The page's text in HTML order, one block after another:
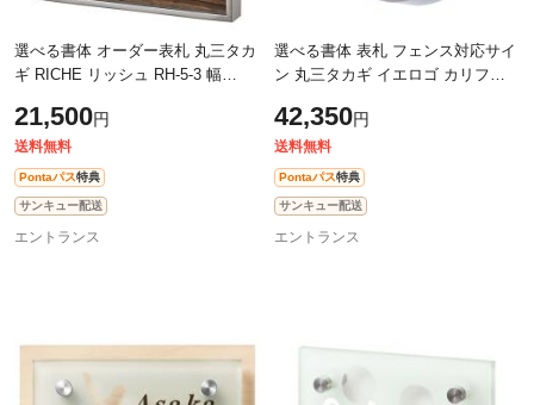
選べる書体 オーダー表札 丸三タカ
ギ RICHE リッシュ RH-5-3 幅
21,500円
送料無料
Pontaパス特典
サンキュー配送
エントランス
選べる書体 表札 フェンス対応サイ
ン 丸三タカギ イエロゴ カリフォ
42,350円
送料無料
Pontaパス特典
サンキュー配送
エントランス